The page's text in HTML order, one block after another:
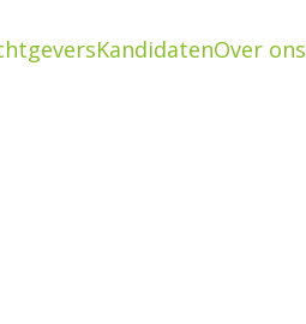
KandidatenOver ons